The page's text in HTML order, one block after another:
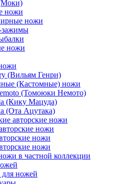
ножи
ножи
ножи
(Вильям Генри)
(Кастомные) ножи
(Томоюки Немото)
(Кику Мацуда)
(Ота Ацутака)
авторские ножи
ножи
ножи
ножи
в частной коллекции
для ножей